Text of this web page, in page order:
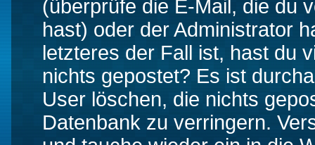
(überprüfe die E-Mail, die du
hast) oder der Administrator
letzteres der Fall ist, hast du
nichts gepostet? Es ist
User löschen, die nichts
Datenbank zu verringern.